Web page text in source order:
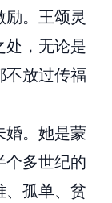
。王颂灵
处，无论是
不放过传福
婚。她是蒙
个多世纪的
、孤单、贫